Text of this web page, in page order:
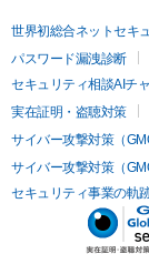
世界初総合ネットセキ
パスワード漏洩診断
セキュリティ相談AIチ
実在証明・盗聴対策
サイバー攻撃対策（
サイバー攻撃対策（
セキュリティ事業の軌